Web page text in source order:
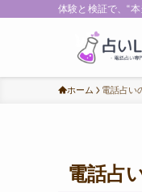
体験と検証で、“
ホーム 電話占い
電話占